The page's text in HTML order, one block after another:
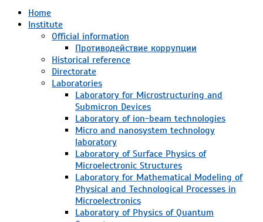
Home
Institute
Official information
Противодействие коррупции
Historical reference
Directorate
Laboratories
Laboratory for Microstructuring and
Submicron Devices
Laboratory of ion-beam technologies
Micro and nanosystem technology
laboratory
Laboratory of Surface Physics of
Microelectronic Structures
Laboratory for Mathematical Modeling of
Physical and Technological Processes in
Microelectronics
Laboratory of Physics of Quantum